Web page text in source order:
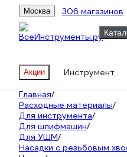
Москва 306 магазинов
Акции Инструмент
Главная/
Расходные материалы/
Для инструмента/
Для шлифмашин/
Для УШМ/
Насадки с резьбовым